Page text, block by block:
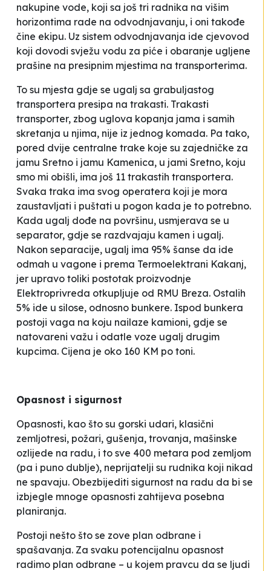
nakupine vode, koji sa još tri radnika na višim
horizontima rade na odvodnjavanju, i oni takođe
čine ekipu. Uz sistem odvodnjavanja ide cjevovod
koji dovodi svježu vodu za piće i obaranje ugljene
prašine na presipnim mjestima na transporterima.
To su mjesta gdje se ugalj sa grabuljastog
transportera presipa na trakasti. Trakasti
transporter, zbog uglova kopanja jama i samih
skretanja u njima, nije iz jednog komada. Pa tako,
pored dvije centralne trake koje su zajedničke za
jamu Sretno i jamu Kamenica, u jami Sretno, koju
smo mi obišli, ima još 11 trakastih transportera.
Svaka traka ima svog operatera koji je mora
zaustavljati i puštati u pogon kada je to potrebno.
Kada ugalj dođe na površinu, usmjerava se u
separator, gdje se razdvajaju kamen i ugalj.
Nakon separacije, ugalj ima 95% šanse da ide
odmah u vagone i prema Termoelektrani Kakanj,
jer upravo toliki postotak proizvodnje
Elektroprivreda otkupljuje od RMU Breza. Ostalih
5% ide u silose, odnosno bunkere. Ispod bunkera
postoji vaga na koju nailaze kamioni, gdje se
natovareni važu i odatle voze ugalj drugim
kupcima. Cijena je oko 160 KM po toni.
Opasnost i sigurnost
Opasnosti, kao što su gorski udari, klasični
zemljotresi, požari, gušenja, trovanja, mašinske
ozlijede na radu, i to sve 400 metara pod zemljom
(pa i puno dublje), neprijatelji su rudnika koji nikad
ne spavaju. Obezbijediti sigurnost na radu da bi se
izbjegle mnoge opasnosti zahtijeva posebna
planiranja.
Postoji nešto što se zove plan odbrane i
spašavanja. Za svaku potencijalnu opasnost
radimo plan odbrane – u kojem pravcu da se ljudi